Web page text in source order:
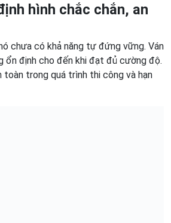
hình chắc chắn, an
chưa có khả năng tự đứng vững. Ván
ổn định cho đến khi đạt đủ cường độ.
toàn trong quá trình thi công và hạn